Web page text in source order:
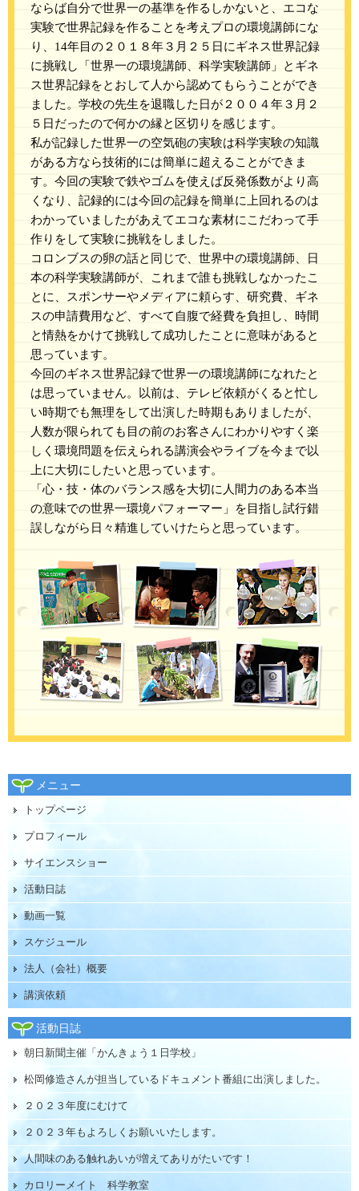
ならば自分で世界一の基準を作るしかないと、エコな
実験で世界記録を作ることを考えプロの環境講師にな
り、14年目の２０１８年３月２５日にギネス世界記録
に挑戦し「世界一の環境講師、科学実験講師」とギネ
ス世界記録をとおして人から認めてもらうことができ
ました。学校の先生を退職した日が２００４年３月２
５日だったので何かの縁と区切りを感じます。
私が記録した世界一の空気砲の実験は科学実験の知識
がある方なら技術的には簡単に超えることができま
す。今回の実験で鉄やゴムを使えば反発係数がより高
くなり、記録的には今回の記録を簡単に上回れるのは
わかっていましたがあえてエコな素材にこだわって手
作りをして実験に挑戦をしました。
コロンブスの卵の話と同じで、世界中の環境講師、日
本の科学実験講師が、これまで誰も挑戦しなかったこ
とに、スポンサーやメディアに頼らす、研究費、ギネ
スの申請費用など、すべて自腹で経費を負担し、時間
と情熱をかけて挑戦して成功したことに意味があると
思っています。
今回のギネス世界記録で世界一の環境講師になれたと
は思っていません。以前は、テレビ依頼がくると忙し
い時期でも無理をして出演した時期もありましたが、
人数が限られても目の前のお客さんにわかりやすく楽
しく環境問題を伝えられる講演会やライブを今まで以
上に大切にしたいと思っています。
「心・技・体のバランス感を大切に人間力のある本当
の意味での世界一環境パフォーマー」を目指し試行錯
誤しながら日々精進していけたらと思っています。
メニュー
トップページ
プロフィール
サイエンスショー
活動日誌
動画一覧
スケジュール
法人（会社）概要
講演依頼
活動日誌
朝日新聞主催「かんきょう１日学校」
松岡修造さんが担当しているドキュメント番組に出演しました。
２０２３年度にむけて
２０２３年もよろしくお願いいたします。
人間味のある触れあいが増えてありがたいです！
カロリーメイト 科学教室